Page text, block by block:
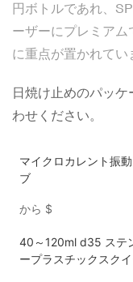
円ボトルであれ、
ーザーにプレミアム
に重点が置かれてい
日焼け止めのパッ
わせください。
マイクロカレント振
ブ
から $
40～120ml d35 ステ
ープラスチックスク